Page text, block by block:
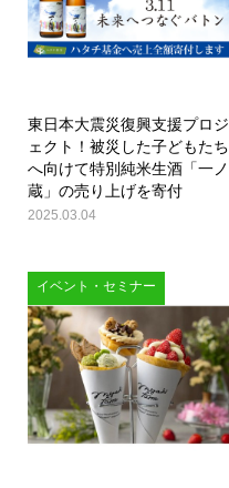
東日本大震災復興支援プロジ
ェクト！被災した子どもたち
へ向けて特別純米生酒「一ノ
蔵」の売り上げを寄付
2025.03.04
イベント・セミナー